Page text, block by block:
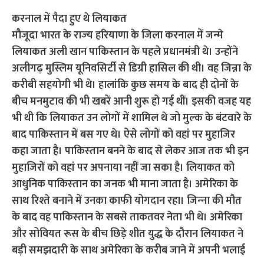
करनाल में पैदा हुए थे लियाकत
मौजूदा भारत के राज्‍य हरियाणा के जिला करनाल में जन्‍मे
लियाकत अली खान पाकिस्‍तान के पहले प्रधानमंत्री थे। उन्‍होंने
अलीगढ़ मुस्लिम यूनिवसिर्टी से डिग्री हासिल की थी। वह जिन्ना के
करीबी सहयोगी भी थे। हालांकि कुछ समय के बाद ही दोनों के
बीच मनमुटाव की भी खबरें आनी शुरू हो गई थीं। इसकी वजह यह
भी थी कि लियाकत उन लोगों में शामिल थे जो मुल्‍क के बंटवारे के
बाद पाकिस्‍तान में बस गए थे। ऐसे लोगों को वहां पर मुहाजिर
कहा जाता है। पाकिस्‍तान बनने के बाद से लेकर आज तक भी इन
मुहाजिरों को वहां पर अपनाया नहीं जा सका है। लियाकत को
आधुनिक पाकिस्‍तान का जनक भी माना जाता है। अमेरिका के
साथ रिश्‍ते बनाने में उनका काफी योगदान रहा। जिन्‍ना की मौत
के बाद वह पाकिस्‍तान के सबसे ताकतवर नेता भी थे। अमेरिका
और सोवियत रूस के बीच छिड़े शीत युद्ध के दौरान लियाकत ने
बड़ी समझदारी के साथ अमेरिका के करीब जाने में अपनी भलाई